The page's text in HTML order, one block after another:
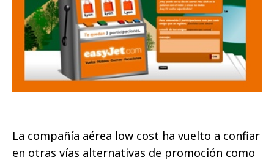
La compañía aérea low cost ha vuelto a confiar
en otras vías alternativas de promoción como